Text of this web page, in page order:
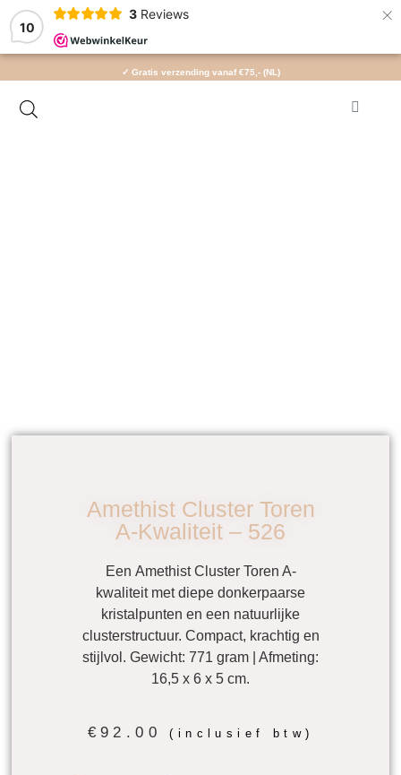
10
3 Reviews ×
✓ Gratis verzending vanaf €75,- (NL)
Amethist Cluster Toren
A-Kwaliteit – 526
Een Amethist Cluster Toren A-
kwaliteitmet diepe donkerpaarse
kristalpunten en een natuurlijke
clusterstructuur. Compact, krachtig en
stijlvol. Gewicht: 771 gram | Afmeting:
16,5 x 6 x 5 cm.
€ 92.00 (inclusief btw)